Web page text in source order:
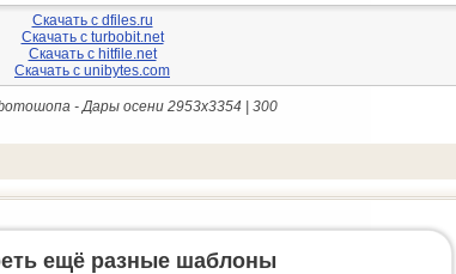
Скачать с dfiles.ru
Скачать с turbobit.net
Скачать с hitfile.net
Скачать с unibytes.com
- Дары осени 2953х3354 | 300
ещё разные шаблоны